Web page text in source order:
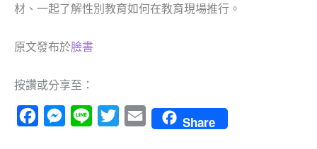
材、一起了解性別教育如何在教育現場推行。
原文發布於臉書
按讚或分享至：
FacebookMessenger
Line TwitterEmail Share